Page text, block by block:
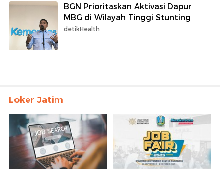
BGN Prioritaskan Aktivasi Dapur
MBG di Wilayah Tinggi Stunting
detikHealth
Loker Jatim